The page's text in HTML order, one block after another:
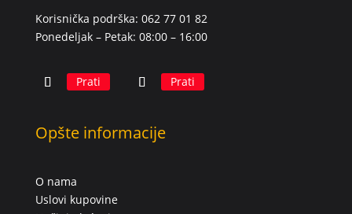
Korisnička podrška: 062 77 01 82
Ponedeljak – Petak: 08:00 – 16:00
Prati Prati
Opšte informacije
O nama
Uslovi kupovine